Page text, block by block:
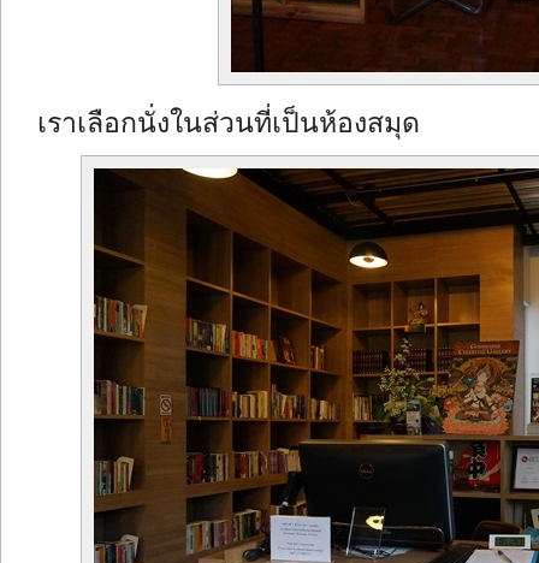
เราเลือกนั่งในส่วนที่เป็นห้องสมุด